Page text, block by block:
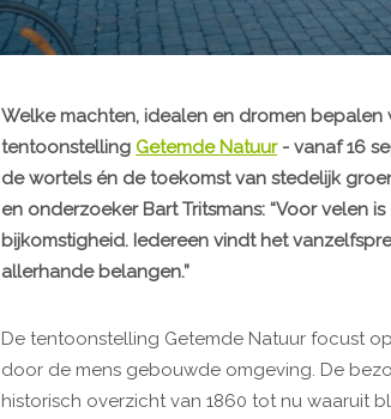
Welke machten, idealen en dromen bepalen
tentoonstelling Getemde Natuur- vanaf 16
de wortels én de toekomst van stedelijk
en onderzoeker Bart Tritsmans: “Voor velen
bijkomstigheid. Iedereen vindt het
allerhande belangen.”
De tentoonstelling Getemde Natuur focust
door de mens gebouwde omgeving. De
historisch overzicht van 1860 tot nu waaruit